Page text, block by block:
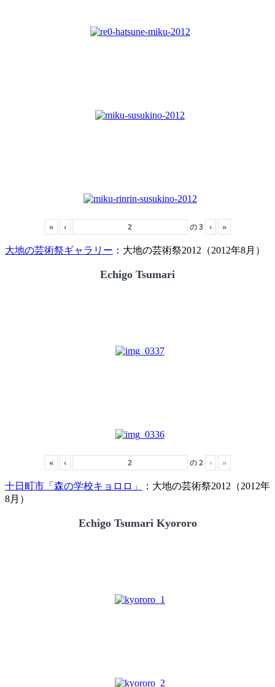
« ‹ の3 › »
大地の芸術祭ギャラリー ：大地の芸術祭2012（2012年8月）
Echigo Tsumari
« ‹ の2 › »
十日町市「森の学校キョロロ」
：大地の芸術祭2012（2012年
8月）
Echigo Tsumari Kyororo